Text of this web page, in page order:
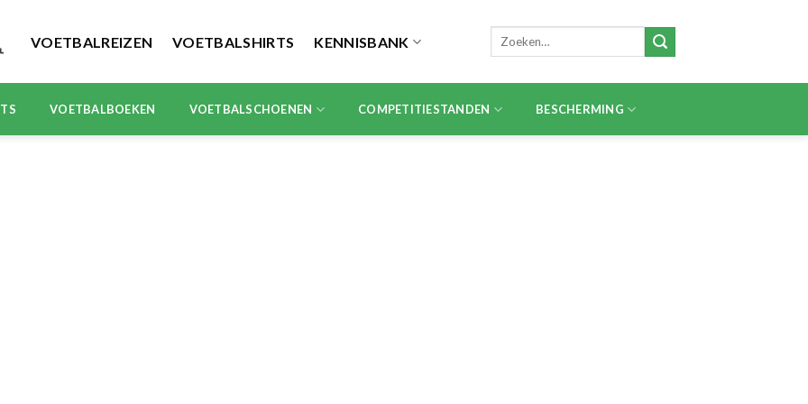
VOETBALREIZEN VOETBALSHIRTS KENNISBANK
Zoeken
VOETBALBOEKEN VOETBALSCHOENEN COMPETITIESTANDEN BESCHERMING